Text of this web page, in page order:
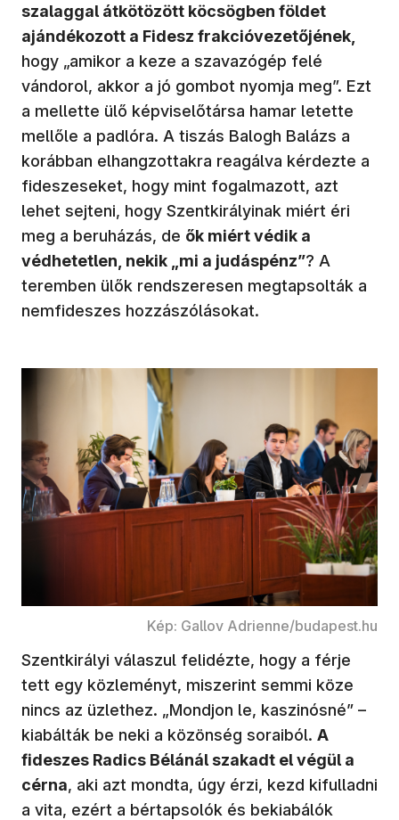
szalaggal átkötözött köcsögben földet
ajándékozott a Fidesz frakcióvezetőjének,
hogy „amikor a keze a szavazógép felé
vándorol, akkor a jó gombot nyomja meg”. Ezt
a mellette ülő képviselőtársa hamar letette
mellőle a padlóra. A tiszás Balogh Balázs a
korábban elhangzottakra reagálva kérdezte a
fideszeseket, hogy mint fogalmazott, azt
lehet sejteni, hogy Szentkirályinak miért éri
meg a beruházás, de ők miért védik a
védhetetlen, nekik „mi a judáspénz”? A
teremben ülők rendszeresen megtapsolták a
nemfideszes hozzászólásokat.
Kép: Gallov Adrienne/budapest.hu
Szentkirályi válaszul felidézte, hogy a férje
tett egy közleményt, miszerint semmi köze
nincs az üzlethez. „Mondjon le, kaszinósné” –
kiabálták be neki a közönség soraiból. A
fideszes Radics Bélánál szakadt el végül a
cérna, aki azt mondta, úgy érzi, kezd kifulladni
a vita, ezért a bértapsolók és bekiabálók